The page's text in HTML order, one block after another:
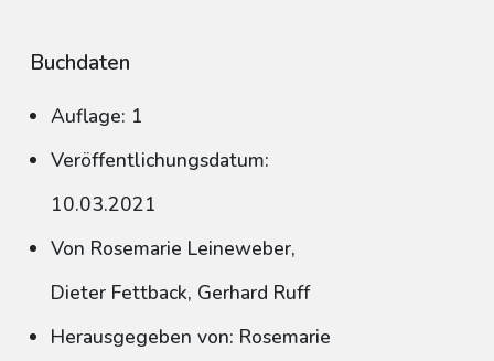
Buchdaten
Auflage: 1
Veröffentlichungsdatum:
10.03.2021
Von Rosemarie Leineweber,
Dieter Fettback, Gerhard Ruff
Herausgegeben von: Rosemarie